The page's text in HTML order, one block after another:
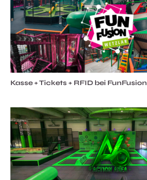
Kasse + Tickets + RFID bei FunFusion